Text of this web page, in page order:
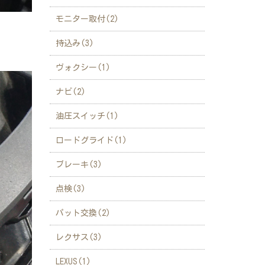
モニター取付(2)
持込み(3)
ヴォクシー(1)
ナビ(2)
油圧スイッチ(1)
ロードグライド(1)
ブレーキ(3)
点検(3)
パット交換(2)
レクサス(3)
LEXUS(1)